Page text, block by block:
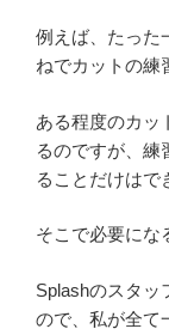
例えば、たった
ねでカットの練
ある程度のカッ
るのですが、練
ることだけはで
そこで必要にな
Splashのスタッ
ので、私が全て